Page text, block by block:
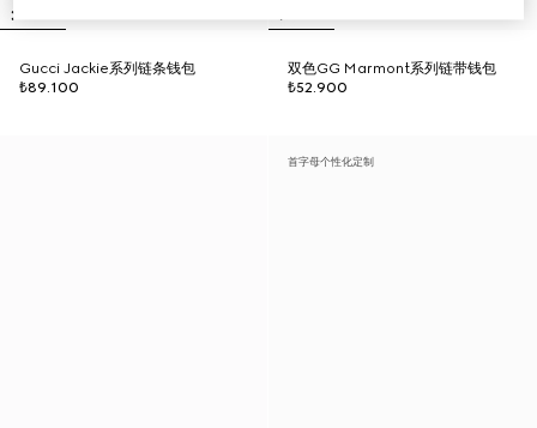
Gucci Jackie系列链条钱包
₺89.100
双色GG Marmont系列链带钱包
₺52.900
首字母个性化定制